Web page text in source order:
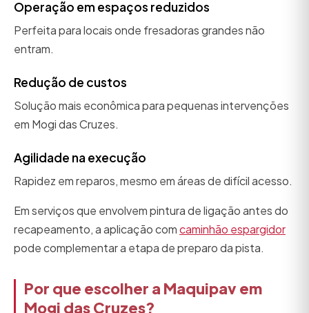
Operação em espaços reduzidos
Perfeita para locais onde fresadoras grandes não
entram.
Redução de custos
Solução mais econômica para pequenas intervenções
em Mogi das Cruzes.
Agilidade na execução
Rapidez em reparos, mesmo em áreas de difícil acesso.
Em serviços que envolvem pintura de ligação antes do
recapeamento, a aplicação comcaminhão espargidor
pode complementar a etapa de preparo da pista.
Por que escolher a Maquipav em
Mogi das Cruzes?